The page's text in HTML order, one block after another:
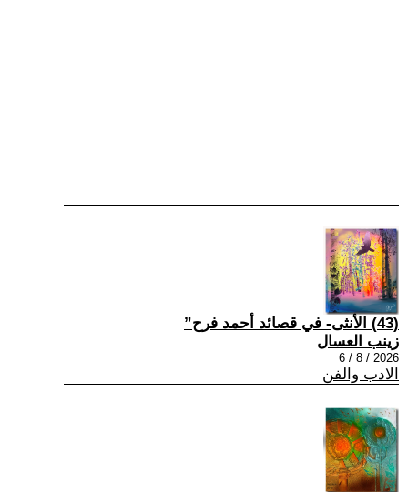
(43) الأنثى- في قصائد أحمد فرح”
زينب العسال
2026 / 8 / 6
الادب والفن